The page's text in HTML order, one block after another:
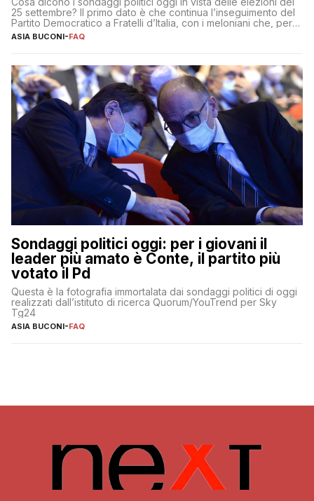
25 settembre? Il primo dato è che continua l’inseguimento del
Partito Democratico a Fratelli d’Italia, con i meloniani che, però,
sembrano accumulare sempre più distacco affermandosi come
primo partito con il 24% (+0,7% rispetto a fine luglio), un
ASIA BUCONI-FAQ
Sondaggi politici oggi: per i giovani il
leader più amato è Conte, il partito più
votato il Pd
Questa è la fotografia immortalata dai sondaggi politici di oggi
realizzati dall’istituto di ricerca Quorum/YouTrend per Sky
Tg24
ASIA BUCONI-FAQ